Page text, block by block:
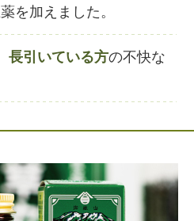
を加えました。
長引いている方の不快な